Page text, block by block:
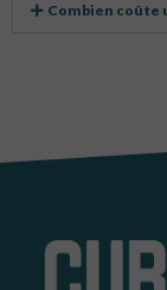
Combien coûte